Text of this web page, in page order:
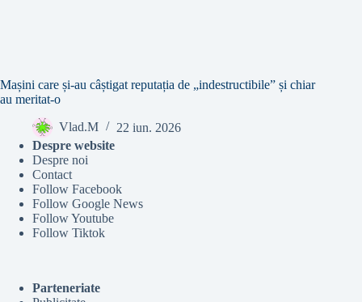
Mașini care și-au câștigat reputația de „indestructibile” și chiar
au meritat-o
Vlad.M
22 iun. 2026
Despre website
Despre noi
Contact
Follow Facebook
Follow Google News
Follow Youtube
Follow Tiktok
Parteneriate